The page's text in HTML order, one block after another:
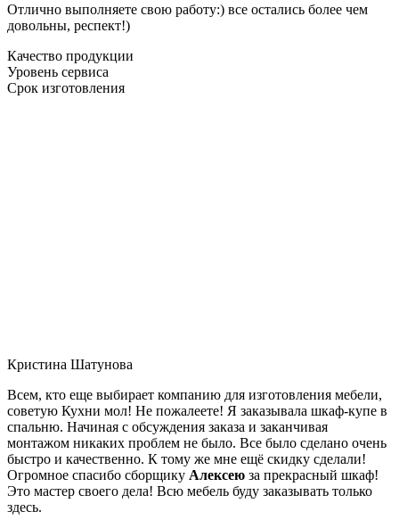
Отлично выполняете свою работу:) все остались более чем
довольны, респект!)
Качество продукции
Уровень сервиса
Срок изготовления
Кристина Шатунова
Всем, кто еще выбирает компанию для изготовления мебели,
советую Кухни мол! Не пожалеете! Я заказывала шкаф-купе в
спальню. Начиная с обсуждения заказа и заканчивая
монтажом никаких проблем не было. Все было сделано очень
быстро и качественно. К тому же мне ещё скидку сделали!
Огромное спасибо сборщику Алексею за прекрасный шкаф!
Это мастер своего дела! Всю мебель буду заказывать только
здесь.